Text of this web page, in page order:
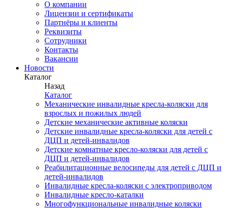
О компании
Лицензии и сертификаты
Партнёры и клиенты
Реквизиты
Сотрудники
Контакты
Вакансии
Новости
Каталог
Назад
Каталог
Механические инвалидные кресла-коляски для
взрослых и пожилых людей
Детские механические активные коляски
Детские инвалидные кресла-коляски для детей с
ДЦП и детей-инвалидов
Детские комнатные кресло-коляски для детей с
ДЦП и детей-инвалидов
Реабилитационные велосипеды для детей с ДЦП и
детей-инвалидов
Инвалидные кресла-коляски с электроприводом
Инвалидные кресло-каталки
Многофункциональные инвалидные коляски